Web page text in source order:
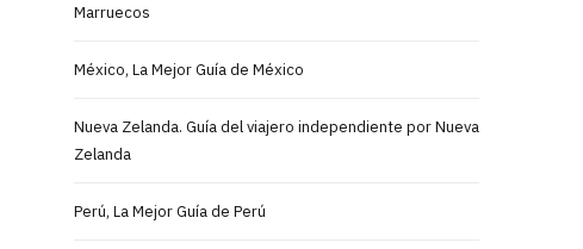
Marruecos
México, La Mejor Guía de México
Nueva Zelanda. Guía del viajero independiente por Nueva
Zelanda
Perú, La Mejor Guía de Perú